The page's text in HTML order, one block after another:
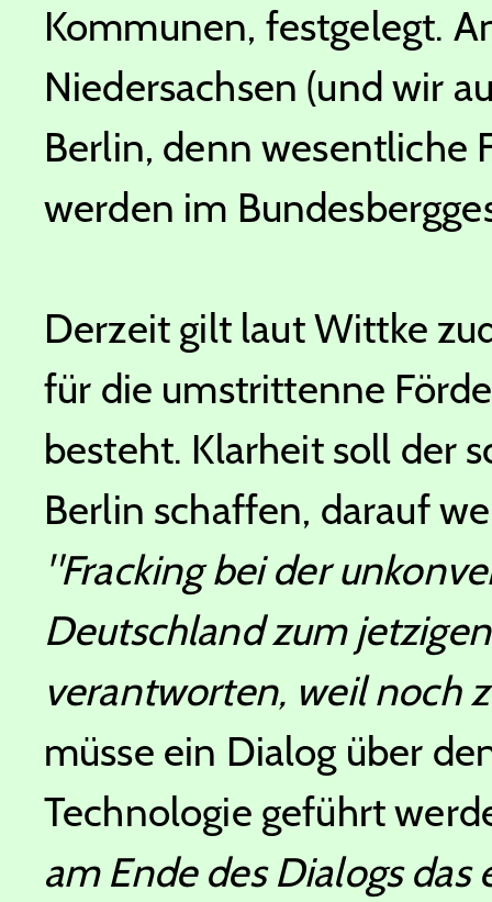
Kommunen, festgelegt.
Niedersachsen (und wir
Berlin, denn wesentliche
werden im
Derzeit gilt laut Wittke
für die umstrittenne
besteht. Klarheit soll der
Berlin schaffen, darauf
"Fracking bei der
Deutschland zum
verantworten, weil noch
müsse ein Dialog über
Technologie geführt
am Ende des Dialogs